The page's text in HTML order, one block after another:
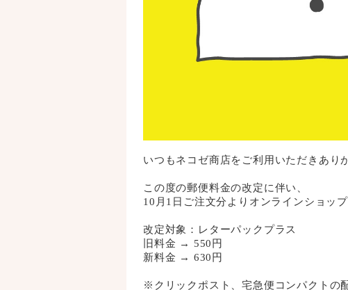
いつもネコゼ商店をご利用いただきあり
この度の郵便料金の改定に伴い、
10月1日ご注文分よりオンラインショッ
改定対象：レターパックプラス
旧料金 → 550円
新料金 → 630円
※クリックポスト、宅急便コンパクトの